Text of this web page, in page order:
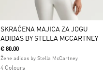
SKRAĆENA MAJICA ZA JOGU
ADIDAS BY STELLA MCCARTNEY
€ 80.00
Žene adidas by Stella McCartney
4 Colours